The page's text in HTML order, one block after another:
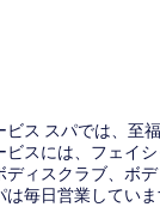
ビス スパでは、至
ビスには、フェイ
ディスクラブ、ボ
毎日営業していま